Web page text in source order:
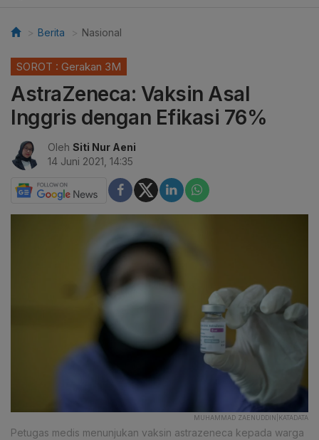
Berita Nasional
SOROT : Gerakan 3M
AstraZeneca: Vaksin Asal
Inggris dengan Efikasi 76%
Oleh Siti Nur Aeni
14 Juni 2021, 14:35
MUHAMMAD ZAENUDDIN|KATADATA
Petugas medis menunjukan vaksin astrazeneca kepada warga